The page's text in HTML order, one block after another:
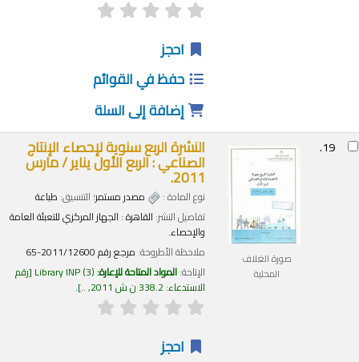
احجز
حفظ في القوائم
إضافة إلى السلة
19.
صورة الغلاف
المحلية
النشرة الربع سنوية لإحصاء الإنتاج
الصناعي : الربع الأول يناير / مارس
2011.
نوع المادة : مصدر مستمر؛ التنسيق:طباعة
تفاصيل النشر:القاهرة :الجهاز المركزي للتعبئة العامة
والإحصاء.
ملاحظة الأطروحة:مرجع رقم 2011/12600-65
الإتاحة:المواد المتاحة للإعارة: Library INP(3)
رقم
الاستدعاء:338.2 ن ش 2011, .. .
احجز